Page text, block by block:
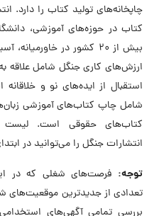
کتاب در حوزه‌های آموزشی،
بیش از ۲۰ کشور در
ارزش‌های کاری جنگل شامل علاقه
استقبال از ایده‌های نو و
شامل چاپ کتاب‌های آموزشی
کتاب‌های حقوقی است. لیست
انتشارات جنگل را می‌توانید در
توجه: فرصت‌های شغلی که در
تعدادی از جدیدترین موقعیت‌های